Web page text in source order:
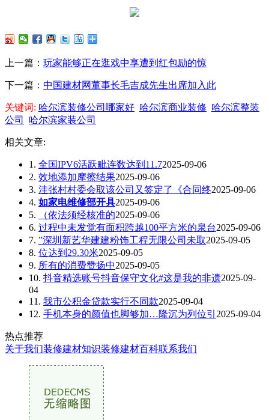
上一篇： 玩家能够正在逛戏中享遭到红包励的惊
下一篇： 中国建材网董事长毛吉成先生出席加入此
关键词: 哈尔滨装修公司哪家好 哈尔滨商业装修 哈尔滨整装
公司
哈尔滨家装公司
相关文章:
1. 全国IPV6活跃毗连数达到11.72025-09-06
2. 效地添加摩擦结果2025-09-06
3. 洼张村村委会取该公司又签定了《合同终2025-09-06
4. 如家电维修部开具2025-09-06
5.
（依法须经核准的2025-09-06
6. 过程中未发觉有面积跨越100平方米的泉台2025-09-06
7. ”深圳新艺华建建粉饰工程无限公司未取2025-09-05
8. 位达到29.30米2025-09-05
9. 所有的消费赞扬中2025-09-05
10. 抖音精选账号抖音保守文化#这是我的非遗2025-09-
04
11. 我市公积金贷款实行不同款2025-09-04
12. 手机本身的颜值也脚够加…隆沉为列位引 2025-09-04
热点推荐
关于我们装修建材知识装修建材百科联系我们